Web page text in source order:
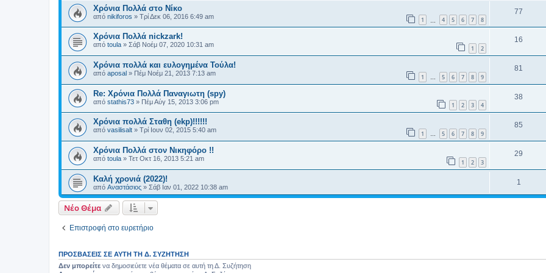
Χρόνια Πολλά στο Νίκο
από nikiforos » Τρί Δεκ 06, 2016 6:49 am 1 4 5 6 7 8
77
Χρόνια Πολλά nickzark!
από toula » Σάβ Νοέμ 07, 2020 10:31 am 1 2
16
Χρόνια πολλά και ευλογημένα Τούλα!
από aposal » Πέμ Νοέμ 21, 2013 7:13 am 1 … 5 6 7 8 9
81
Re: Χρόνια Πολλά Παναγιωτη (spy)
από stathis73 » Πέμ Αύγ 15, 2013 3:06 pm 1 2 3 4
38
Χρόνια πολλά Σταθη (ekp)!!!!!!
από vasilisalt » Τρί Ιουν 02, 2015 5:40 am 1 … 5 6 7 8 9
85
Χρόνια Πολλά στον Νικηφόρο !!
από toula » Τετ Οκτ 16, 2013 5:21 am 1 2 3
29
Καλή χρονιά (2022)!
από Αναστάσιος » Σάβ Ιαν 01, 2022 10:38 am
1
Νέο Θέμα
Επιστροφή στο ευρετήριο
ΠΡΟΣΒΆΣΕΙΣ ΣΕ ΑΥΤΉ ΤΗ Δ. ΣΥΖΉΤΗΣΗ
Δεν μπορείτε να δημοσιεύετε νέα θέματα σε αυτή τη Δ. Συζήτηση